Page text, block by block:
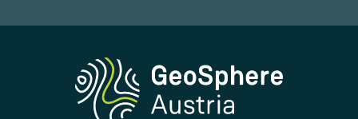
Medien
Kontakt und Besuch
Forschung und Kooperationen
Downloads
Erdbeben melden
Phenowatch.at